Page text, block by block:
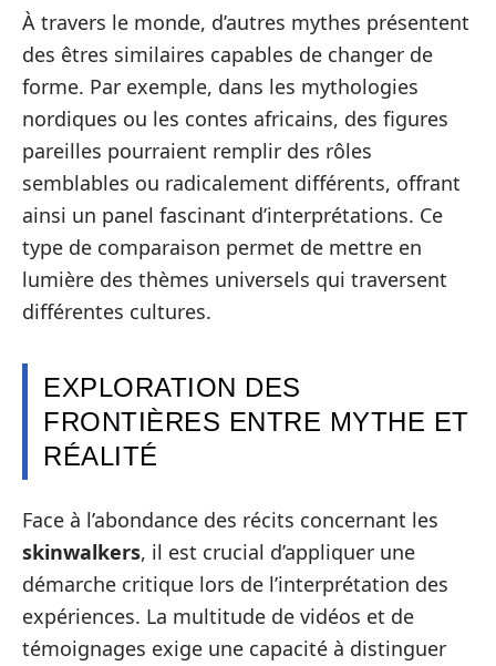
À travers le monde, d’autres mythes présentent
des êtres similaires capables de changer de
forme. Par exemple, dans les mythologies
nordiques ou les contes africains, des figures
pareilles pourraient remplir des rôles
semblables ou radicalement différents, offrant
ainsi un panel fascinant d’interprétations. Ce
type de comparaison permet de mettre en
lumière des thèmes universels qui traversent
différentes cultures.
EXPLORATION DES
FRONTIÈRES ENTRE MYTHE ET
RÉALITÉ
Face à l’abondance des récits concernant les
skinwalkers, il est crucial d’appliquer une
démarche critique lors de l’interprétation des
expériences. La multitude de vidéos et de
témoignages exige une capacité à distinguer